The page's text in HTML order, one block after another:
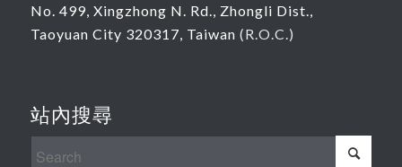
No. 499, Xingzhong N. Rd., Zhongli Dist.,
Taoyuan City 320317, Taiwan (R.O.C.)
站內搜尋